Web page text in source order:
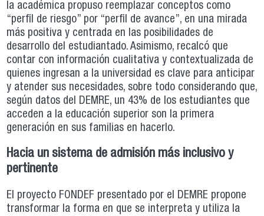
la académica propuso reemplazar conceptos como
“perfil de riesgo” por “perfil de avance”, en una mirada
más positiva y centrada en las posibilidades de
desarrollo del estudiantado. Asimismo, recalcó que
contar con información cualitativa y contextualizada de
quienes ingresan a la universidad es clave para anticipar
y atender sus necesidades, sobre todo considerando que,
según datos del DEMRE, un 43% de los estudiantes que
acceden a la educación superior son la primera
generación en sus familias en hacerlo.
Hacia un sistema de admisión más inclusivo y
pertinente
El proyecto FONDEF presentado por el DEMRE propone
transformar la forma en que se interpreta y utiliza la